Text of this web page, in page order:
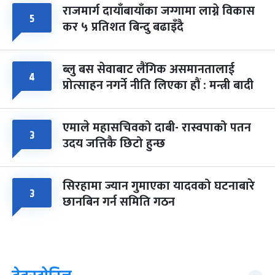
५ राजमार्ग दायाँबायाँका जग्गामा लाग्ने विकास
कर ५ प्रतिशत बिन्दु बढाइँदै
४ ब्लु बस सेवाबाट लैंगिक असमानतालाई
प्रोत्साहन नगर्ने नीति लिएका हौं : मन्त्री बादी
३ एमाले महासचिवको दाबी- रास्वपाको पतन
उदय जत्तिकै छिटो हुन्छ
३ सिरहामा ज्यान गुमाएका यादवको घटनाबारे
छानबिन गर्न समिति गठन